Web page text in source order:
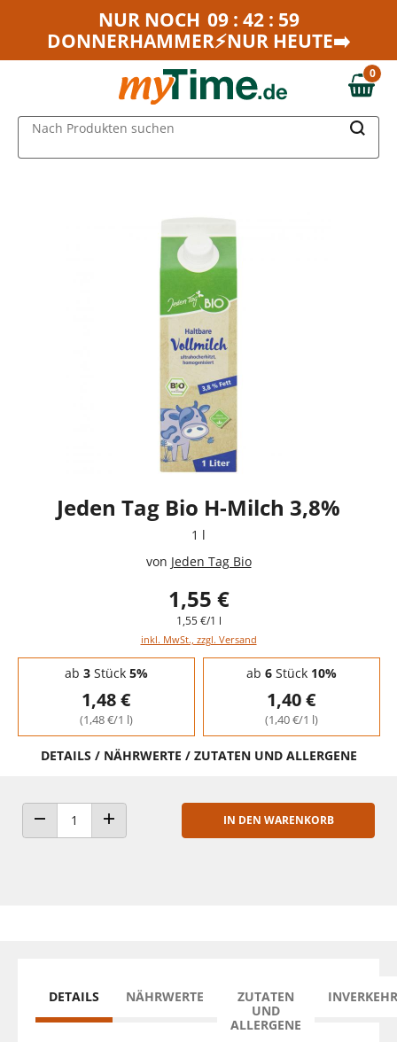
Zum Hauptinhalt springen
Zur Navigation springen
NUR NOCH 09 : 42 : 59
DONNERHAMMER⚡NUR HEUTE➡️
0,00 €
0
Nach Produkten suchen
Jeden Tag Bio H-Milch 3,8%
1 l
von Jeden Tag Bio
1,55 €
1,55 €/1 l
inkl. MwSt., zzgl. Versand
Staffelpreise - Mengenrabatt
ab 3Stück 5%
1,48 €
(1,48 €/1 l)
ab 6Stück 10%
1,40 €
(1,40 €/1 l)
DETAILS / NÄHRWERTE / ZUTATEN UND ALLERGENE
ANZAHL VERRINGERNANZAHL ERHÖHEN
IN DEN WARENKORB
DETAILS NÄHRWERTE
ZUTATEN
UND
ALLERGENE